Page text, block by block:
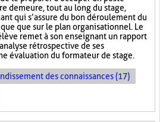
demeure, tout au long du stage,
qui s’assure du bon déroulement du
que sur le plan organisationnel. Le
remet à son enseignant un rapport
rétrospective de ses
évaluation du formateur de stage.
des connaissances (17)